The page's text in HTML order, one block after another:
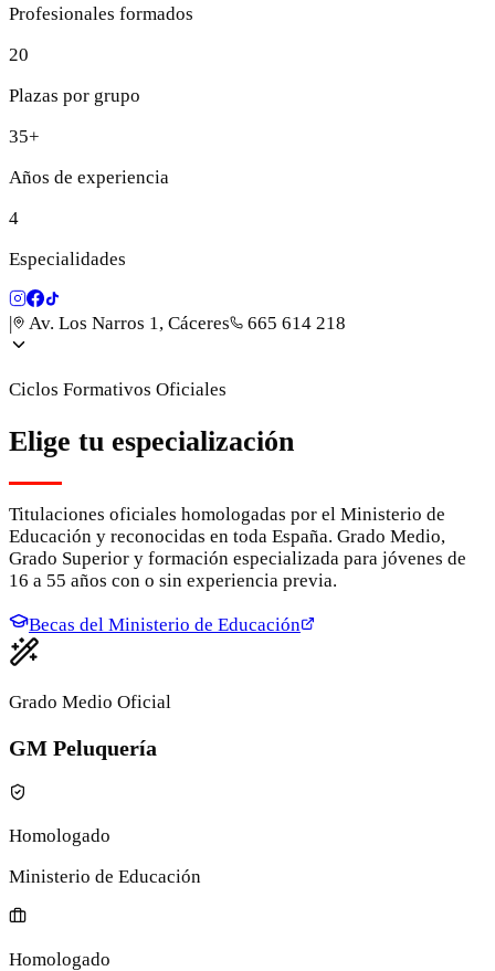
Profesionales formados
20
Plazas por grupo
35+
Años de experiencia
4
Especialidades
Av. Los Narros 1, Cáceres 665 614 218
Ciclos Formativos Oficiales
Elige tu especialización
Titulaciones oficiales homologadas por el Ministerio de
Educación y reconocidas en toda España. Grado Medio,
Grado Superior y formación especializada para jóvenes de
16 a 55 años con o sin experiencia previa.
Becas del Ministerio de Educación
Grado Medio Oficial
GM Peluquería
Homologado
Ministerio de Educación
Homologado